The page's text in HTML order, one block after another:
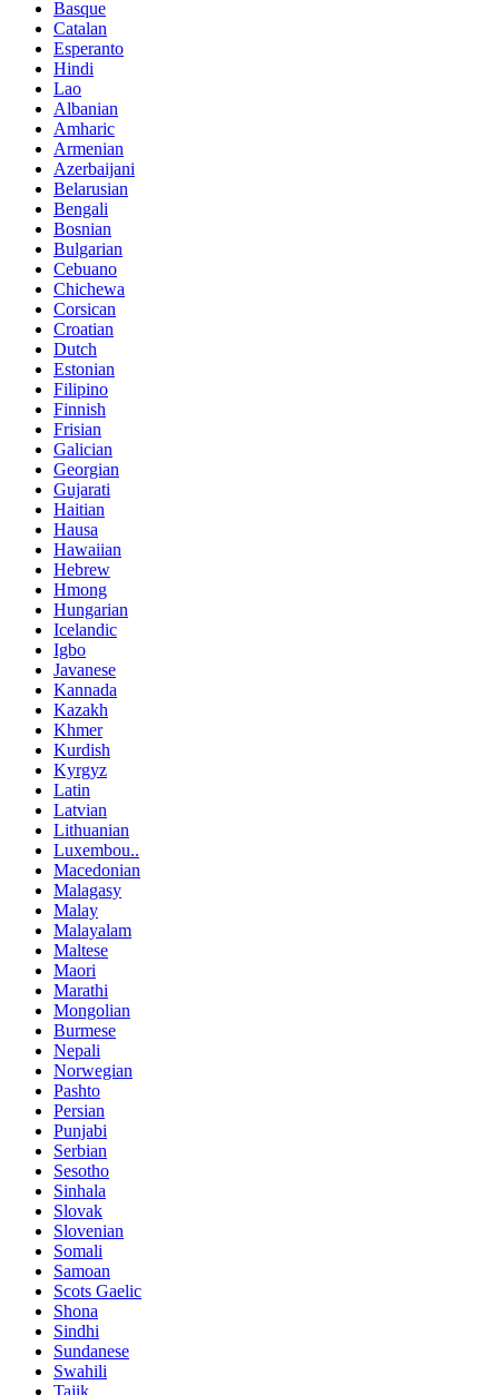
Basque
Catalan
Esperanto
Hindi
Lao
Albanian
Amharic
Armenian
Azerbaijani
Belarusian
Bengali
Bosnian
Bulgarian
Cebuano
Chichewa
Corsican
Croatian
Dutch
Estonian
Filipino
Finnish
Frisian
Galician
Georgian
Gujarati
Haitian
Hausa
Hawaiian
Hebrew
Hmong
Hungarian
Icelandic
Igbo
Javanese
Kannada
Kazakh
Khmer
Kurdish
Kyrgyz
Latin
Latvian
Lithuanian
Luxembou..
Macedonian
Malagasy
Malay
Malayalam
Maltese
Maori
Marathi
Mongolian
Burmese
Nepali
Norwegian
Pashto
Persian
Punjabi
Serbian
Sesotho
Sinhala
Slovak
Slovenian
Somali
Samoan
Scots Gaelic
Shona
Sindhi
Sundanese
Swahili
Tajik